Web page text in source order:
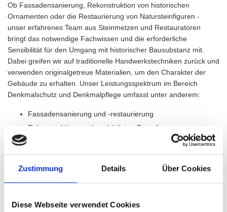
Zustimmung Details Über Cookies
Diese Webseite verwendet Cookies
Ob Fassadensanierung, Rekonstruktion von historischen
Ornamenten oder die Restaurierung von Natursteinfiguren -
unser erfahrenes Team aus Steinmetzen und Restauratoren
bringt das notwendige Fachwissen und die erforderliche
Sensibilität für den Umgang mit historischer Bausubstanz mit.
Dabei greifen wir auf traditionelle Handwerkstechniken zurück und
verwenden originalgetreue Materialien, um den Charakter der
Gebäude zu erhalten. Unser Leistungsspektrum im Bereich
Denkmalschutz und Denkmalpflege umfasst unter anderem:
Fassadensanierung und -restaurierung
Rekonstruktion von beschädigten Bauteilen
Restaurierung von Natursteinfiguren und -ornamenten
Steinergänzungen und Steinersatz
Verfugungsarbeiten mit historischen Mörteln
Reinigung und Konservierung von Natursteinflächen